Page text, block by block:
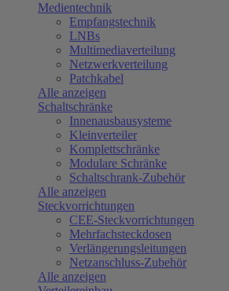
Medientechnik
Empfangstechnik
LNBs
Multimediaverteilung
Netzwerkverteilung
Patchkabel
Alle anzeigen
Schaltschränke
Innenausbausysteme
Kleinverteiler
Komplettschränke
Modulare Schränke
Schaltschrank-Zubehör
Alle anzeigen
Steckvorrichtungen
CEE-Steckvorrichtungen
Mehrfachsteckdosen
Verlängerungsleitungen
Netzanschluss-Zubehör
Alle anzeigen